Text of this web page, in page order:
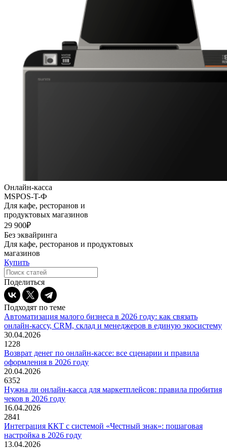
Онлайн-касса
MSPOS-T-Ф
Для кафе, ресторанов и
продуктовых магазинов
29 900₽
Без эквайринга
Для кафе, ресторанов и продуктовых
магазинов
Купить
Поделиться
Подходят по теме
Автоматизация малого бизнеса в 2026 году: как связать
онлайн-кассу, CRM, склад и менеджеров в единую экосистему
30.04.2026
1228
Возврат денег по онлайн-кассе: все сценарии и правила
оформления в 2026 году
20.04.2026
6352
Нужна ли онлайн-касса для маркетплейсов: правила пробития
чеков в 2026 году
16.04.2026
2841
Интеграция ККТ с системой «Честный знак»: пошаговая
настройка в 2026 году
13.04.2026